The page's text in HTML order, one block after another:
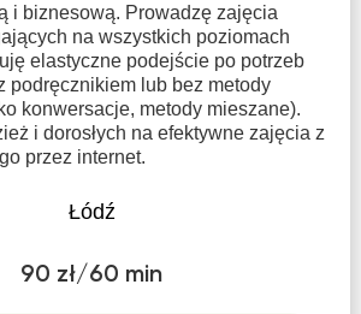
i biznesową. Prowadzę zajęcia
na wszystkich poziomach
elastyczne podejście po potrzeb
podręcznikiem lub bez metody
konwersacje, metody mieszane).
i dorosłych na efektywne zajęcia z
przez internet.
Łódź
90 zł/60 min